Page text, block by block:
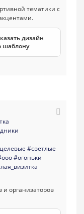
дизайн
шаблону
#светлые
#огоньки